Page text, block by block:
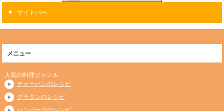
サイドバー
メニュー
人気の料理ジャンル
チャーハンのレシピ
グラタンのレシピ